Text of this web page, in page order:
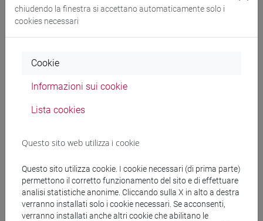
DJORDJILOVIC Vera
Materiali didattici
Corsi di studio e percorsi
[ET11] ECONOMIA AZIENDALE - Laurea
economia aziendale
chiudendo la finestra si accettano automaticamente solo i
cookies necessari
Cookie
Informazioni sui cookie
Lista cookies
Questo sito web utilizza i cookie
Questo sito utilizza cookie. I cookie necessari (di prima parte)
permettono il corretto funzionamento del sito e di effettuare
analisi statistiche anonime. Cliccando sulla X in alto a destra
verranno installati solo i cookie necessari. Se acconsenti,
verranno installati anche altri cookie che abilitano le